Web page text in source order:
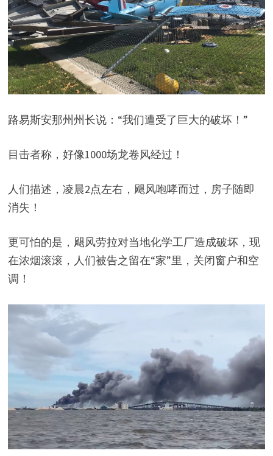
路易斯安那州州长说：“我们遭受了巨大的破坏！”
目击者称，好像1000场龙卷风经过！
人们描述，凌晨2点左右，飓风咆哮而过，房子随即
消失！
更可怕的是，飓风劳拉对当地化学工厂造成破坏，现
在浓烟滚滚，人们被告之留在“家”里，关闭窗户和空
调！